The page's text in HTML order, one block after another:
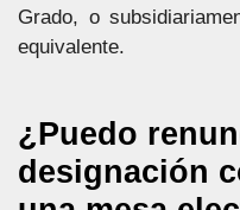
Grado, o
equivalente.
¿Puedo
designación